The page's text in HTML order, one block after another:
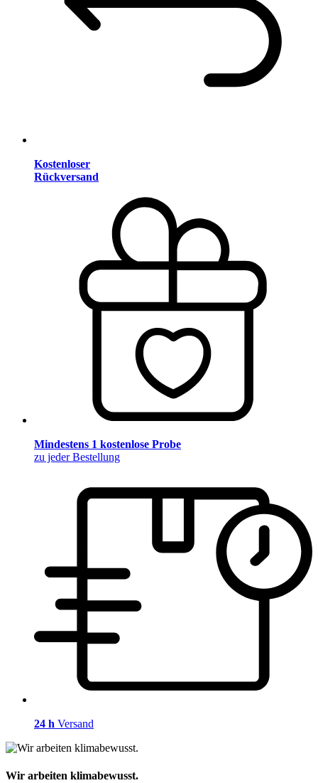
Kostenloser
Rückversand
Mindestens 1 kostenlose Probe
zu jeder Bestellung
24 h Versand
Wir arbeiten klimabewusst.